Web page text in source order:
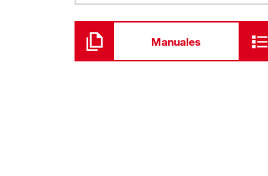
Cargando
Manuales